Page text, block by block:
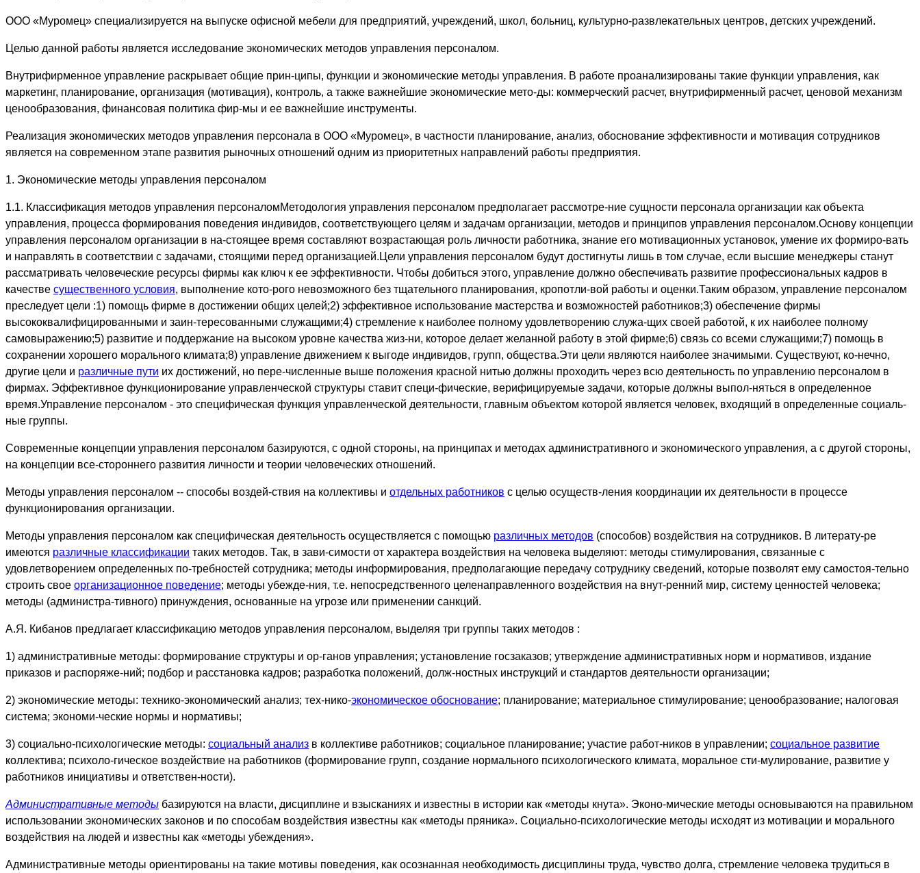
ООО «Муромец» специализируется на выпуске офисной мебели для предприятий, учреждений, школ, больниц, культурно-развлекательных центров, детских учреждений.
Целью данной работы является исследование экономических методов управления персоналом.
Внутрифирменное управление раскрывает общие прин-ципы, функции и экономические методы управления. В работе проанализированы такие функции управления, как
маркетинг, планирование, организация (мотивация), контроль, а также важнейшие экономические мето-ды: коммерческий расчет, внутрифирменный расчет, ценовой механизм
ценообразования, финансовая политика фир-мы и ее важнейшие инструменты.
Реализация экономических методов управления персонала в ООО «Муромец», в частности планирование, анализ, обоснование эффективности и мотивация сотрудников
является на современном этапе развития рыночных отношений одним из приоритетных направлений работы предприятия.
1. Экономические методы управления персоналом
1.1. Классификация методов управления персоналомМетодология управления персоналом предполагает рассмотре-ние сущности персонала организации как объекта
управления, процесса формирования поведения индивидов, соответствующего целям и задачам организации, методов и принципов управления персоналом.Основу концепции
управления персоналом организации в на-стоящее время составляют возрастающая роль личности работника, знание его мотивационных установок, умение их формиро-вать
и направлять в соответствии с задачами, стоящими перед организацией.Цели управления персоналом будут достигнуты лишь в том случае, если высшие менеджеры станут
рассматривать человеческие ресурсы фирмы как ключ к ее эффективности. Чтобы добиться этого, управление должно обеспечивать развитие профессиональных кадров в
качестве существенного условия, выполнение кото-рого невозможного без тщательного планирования, кропотли-вой работы и оценки.Таким образом, управление персоналом
преследует цели :1) помощь фирме в достижении общих целей;2) эффективное использование мастерства и возможностей работников;3) обеспечение фирмы
высококвалифицированными и заин-тересованными служащими;4) стремление к наиболее полному удовлетворению служа-щих своей работой, к их наиболее полному
самовыражению;5) развитие и поддержание на высоком уровне качества жиз-ни, которое делает желанной работу в этой фирме;6) связь со всеми служащими;7) помощь в
сохранении хорошего морального климата;8) управление движением к выгоде индивидов, групп, общества.Эти цели являются наиболее значимыми. Существуют, ко-нечно,
другие цели и различные пути их достижений, но пере-численные выше положения красной нитью должны проходить через всю деятельность по управлению персоналом в
фирмах. Эффективное функционирование управленческой структуры ставит специ-фические, верифицируемые задачи, которые должны выпол-няться в определенное
время.Управление персоналом - это специфическая функция управленческой деятельности, главным объектом которой является человек, входящий в определенные социаль-
ные группы.
Современные концепции управления персоналом базируются, с одной стороны, на принципах и методах административного и экономического управления, а с другой стороны,
на концепции все-стороннего развития личности и теории человеческих отношений.
Методы управления персоналом -- способы воздей-ствия на коллективы и отдельных работников с целью осуществ-ления координации их деятельности в процессе
функционирования организации.
Методы управления персоналом как специфическая деятельность осуществляется с помощью различных методов (способов) воздействия на сотрудников. В литерату-ре
имеются различные классификации таких методов. Так, в зави-симости от характера воздействия на человека выделяют: методы стимулирования, связанные с
удовлетворением определенных по-требностей сотрудника; методы информирования, предполагающие передачу сотруднику сведений, которые позволят ему самостоя-тельно
строить свое организационное поведение; методы убежде-ния, т.е. непосредственного целенаправленного воздействия на внут-ренний мир, систему ценностей человека;
методы (администра-тивного) принуждения, основанные на угрозе или применении санкций.
А.Я. Кибанов предлагает классификацию методов управления персоналом, выделяя три группы таких методов :
1) административные методы: формирование структуры и ор-ганов управления; установление госзаказов; утверждение административных норм и нормативов, издание
приказов и распоряже-ний; подбор и расстановка кадров; разработка положений, долж-ностных инструкций и стандартов деятельности организации;
2) экономические методы: технико-экономический анализ; тех-нико-экономическое обоснование; планирование; материальное стимулирование; ценообразование; налоговая
система; экономи-ческие нормы и нормативы;
3) социально-психологические методы: социальный анализ в коллективе работников; социальное планирование; участие работ-ников в управлении; социальное развитие
коллектива; психоло-гическое воздействие на работников (формирование групп, создание нормального психологического климата, моральное сти-мулирование, развитие у
работников инициативы и ответствен-ности).
Административные методы базируются на власти, дисциплине и взысканиях и известны в истории как «методы кнута». Эконо-мические методы основываются на правильном
использовании экономических законов и по способам воздействия известны как «методы пряника». Социально-психологические методы исходят из мотивации и морального
воздействия на людей и известны как «методы убеждения».
Административные методы ориентированы на такие мотивы поведения, как осознанная необходимость дисциплины труда, чувство долга, стремление человека трудиться в